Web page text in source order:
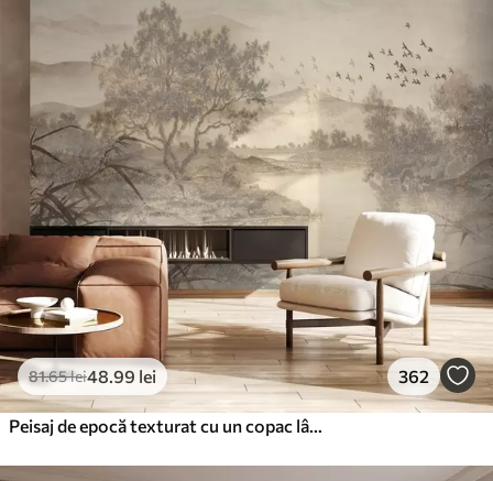
81.65lei48 .99 lei 362